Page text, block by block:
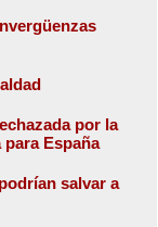
por la
para España
salvar a